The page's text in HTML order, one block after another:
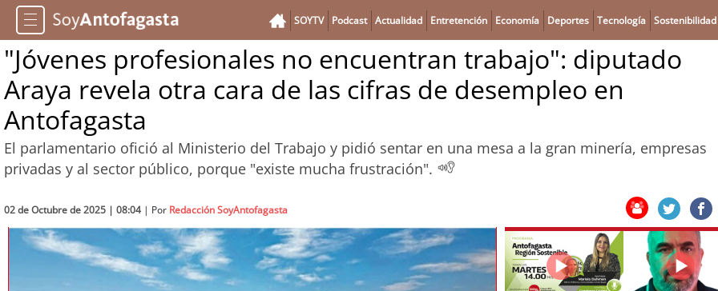
SOYTV Podcast Actualidad Entretención Economía Deportes Tecnología Sostenibilidad
"Jóvenes profesionales no encuentran trabajo": diputado
Araya revela otra cara de las cifras de desempleo en
Antofagasta
El parlamentario ofició al Ministerio del Trabajo y pidió sentar en una mesa a la gran minería, empresas
privadas y al sector público, porque "existe mucha frustración".
02 de Octubre de 2025 | 08:04| Por Redacción SoyAntofagasta